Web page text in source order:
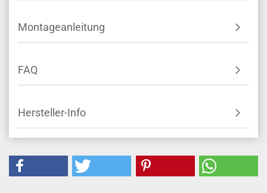
Montageanleitung
FAQ
Hersteller-Info